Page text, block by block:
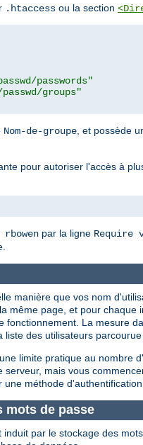
.htaccess ou la section
passwords"
groups"
Nom-de-groupe, et possède
pour autoriser l'accès à
par la ligne Require
manière que vos nom
même page, et pour
fonctionnement. La mesure
des utilisateurs
limite pratique au nombre
mais vous
méthode d'authentification
mots de passe
par le stockage des